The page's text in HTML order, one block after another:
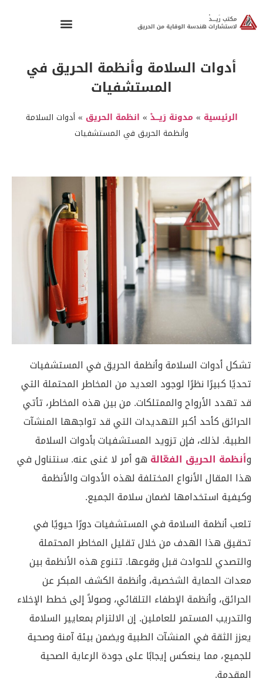
أدوات السلامة وأنظمة الحريق في
المستشفيات
الرئيسية » مدونة رَيـــدْ » انظمة الحريق »أدوات السلامة
وأنظمة الحريق في المستشفيات
تشكل أدوات السلامة وأنظمة الحريق في المستشفيات
تحديًا كبيرًا نظرًا لوجود العديد من المخاطر المحتملة التي
قد تهدد الأرواح والممتلكات. من بين هذه المخاطر، تأتي
الحرائق كأحد أكبر التهديدات التي قد تواجهها المنشآت
الطبية. لذلك، فإن تزويد المستشفيات بأدوات السلامة
وأنظمة الحريق الفعّالة هو أمر لا غنى عنه. سنتناول في
هذا المقال الأنواع المختلفة لهذه الأدوات والأنظمة
وكيفية استخدامها لضمان سلامة الجميع.
تلعب أنظمة السلامة في المستشفيات دورًا حيويًا في
تحقيق هذا الهدف من خلال تقليل المخاطر المحتملة
والتصدي للحوادث قبل وقوعها. تتنوع هذه الأنظمة بين
معدات الحماية الشخصية، وأنظمة الكشف المبكر عن
الحرائق، وأنظمة الإطفاء التلقائي، وصولاً إلى خطط الإخلاء
والتدريب المستمر للعاملين. إن الالتزام بمعايير السلامة
يعزز الثقة في المنشآت الطبية ويضمن بيئة آمنة وصحية
للجميع، مما ينعكس إيجابًا على جودة الرعاية الصحية
المقدمة.